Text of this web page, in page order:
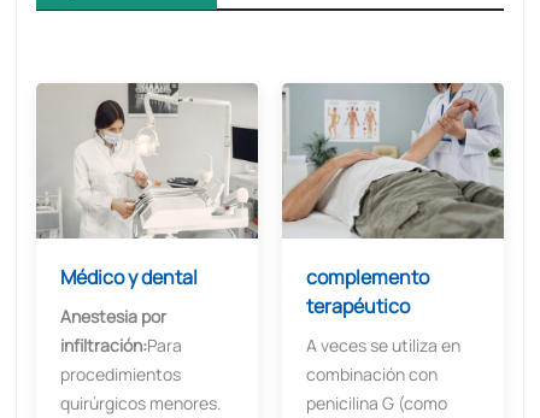
Médico y dental
Anestesia por
infiltración:Para
procedimientos
quirúrgicos menores.
complemento
terapéutico
A veces se utiliza en
combinación con
penicilina G (como